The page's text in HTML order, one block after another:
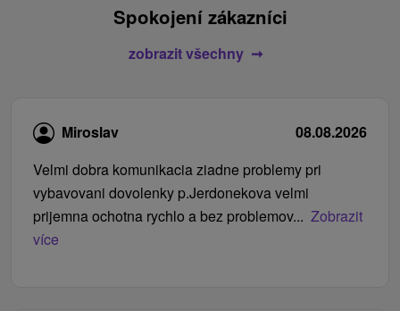
Spokojení zákazníci
zobrazit všechny
Miroslav
08.08.2026
Velmi dobra komunikacia ziadne problemy pri
vybavovani dovolenky p.Jerdonekova velmi
prijemna ochotna rychlo a bez problemov... Zobrazit
více